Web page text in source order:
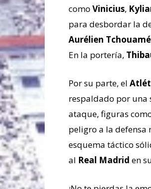
como Vinicius,
para desbordar la
Aurélien
En la portería,
Por su parte, el
respaldado por una
ataque, figuras
peligro a la defensa
esquema táctico
al Real Madrid en